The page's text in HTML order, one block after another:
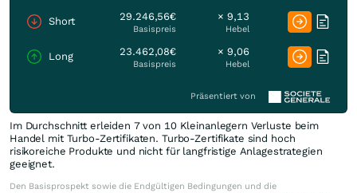
Short 29.246,56€
Basispreis
× 9,13
Hebel
Long 23.462,08€
Basispreis
× 9,06
Hebel
Präsentiert von
Im Durchschnitt erleiden 7 von 10 Kleinanlegern Verluste beim
Handel mit Turbo-Zertifikaten. Turbo-Zertifikate sind hoch
risikoreiche Produkte und nicht für langfristige Anlagestrategien
geeignet.
Den Basisprospekt sowie die Endgültigen Bedingungen und die